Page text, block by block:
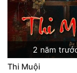
2 năm
Thi Muội